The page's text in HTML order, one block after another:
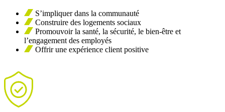
S’impliquer dans la communauté
Construire des logements sociaux
Promouvoir la santé, la sécurité, le bien-être et
l’engagement des employés
Offrir une expérience client positive